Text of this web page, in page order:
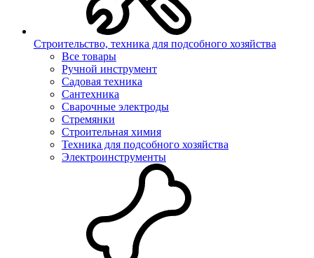
Строительство, техника для подсобного хозяйства
Все товары
Ручной инструмент
Садовая техника
Сантехника
Сварочные электроды
Стремянки
Строительная химия
Техника для подсобного хозяйства
Электроинструменты